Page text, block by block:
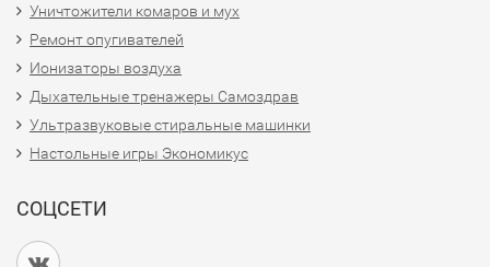
Уничтожители комаров и мух
Ремонт опугивателей
Ионизаторы воздуха
Дыхательные тренажеры Самоздрав
Ультразвуковые стиральные машинки
Настольные игры Экономикус
СОЦСЕТИ